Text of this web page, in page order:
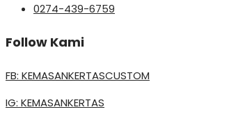
0274-439-6759
Follow Kami
FB: KEMASANKERTASCUSTOM
IG: KEMASANKERTAS